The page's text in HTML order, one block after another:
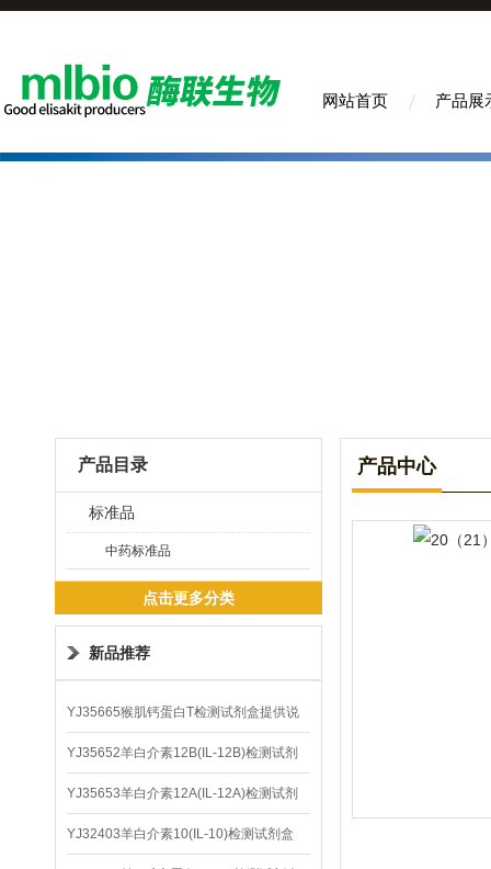
网站首页 产品展
产品目录
标准品
中药标准品
点击更多分类
新品推荐
YJ35665猴肌钙蛋白T检测试剂盒提供说
明书
YJ35652羊白介素12B(IL-12B)检测试剂
盒
YJ35653羊白介素12A(IL-12A)检测试剂
盒
YJ32403羊白介素10(IL-10)检测试剂盒
产品中心